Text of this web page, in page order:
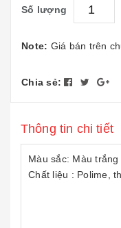
Số lượng
Note: Giá bán trên
Chia sẻ:
Thông tin chi tiết
Màu sắc: Màu trắng
Chất liệu : Polime,